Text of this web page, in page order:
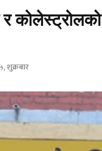
शुक्रबार